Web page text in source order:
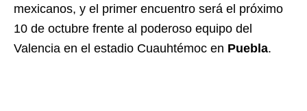
mexicanos, y el primer encuentro será el próximo
10 de octubre frente al poderoso equipo del
Valencia en el estadio Cuauhtémoc en Puebla.